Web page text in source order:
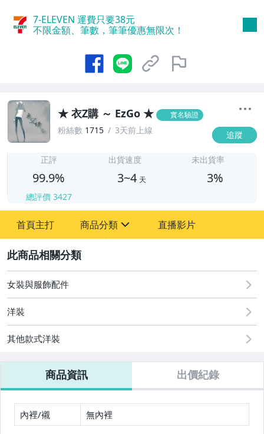
7-ELEVEN 運費只要38元
不限金額、筆數，筆筆優惠無限次！
★ 衣Z購 ～ EzGo ★ 實名驗證
粉絲數 1715 3天前上線 追蹤
正評
99.9%
總評價 3427
出貨速度
3~4 天
未出貨率
3%
首頁主打 商品分類
女裝與服飾配件
直播影片
女裝與服飾配件
洋裝
其他款式洋裝
商品資訊 出價紀錄
內裡/襯 無內裡